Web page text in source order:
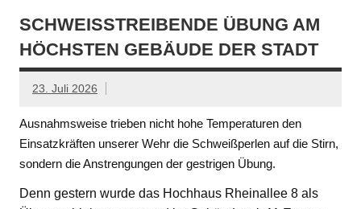
SCHWEISSTREIBENDE ÜBUNG AM H
ÖCHSTEN GEBÄUDE DER STADT
23. Juli 2026
Ausnahmsweise trieben nicht hohe Temperaturen den
Einsatzkräften unserer Wehr die Schweißperlen auf die Stirn,
sondern die Anstrengungen der gestrigen Übung.
Denn gestern wurde das Hochhaus Rheinallee 8 als